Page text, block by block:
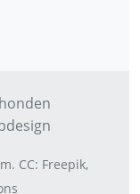
. CC: Freepik,